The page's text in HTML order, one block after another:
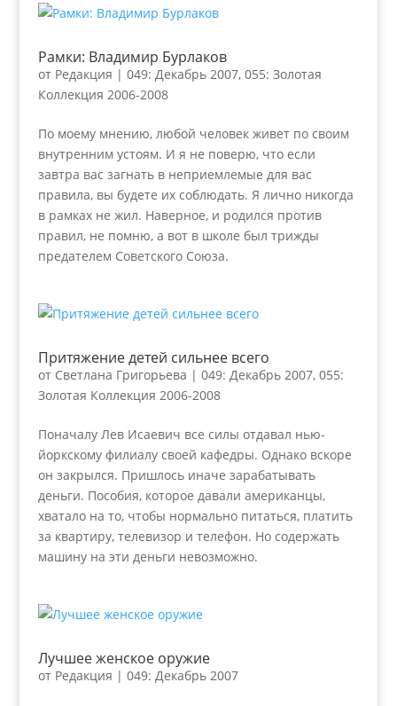
Рамки: Владимир Бурлаков
от Редакция | 049: Декабрь 2007, 055: Золотая
Коллекция 2006-2008
По моему мнению, любой человек живет по своим
внутренним устоям. И я не поверю, что если
завтра вас загнать в неприемлемые для вас
правила, вы будете их соблюдать. Я лично никогда
в рамках не жил. Наверное, и родился против
правил, не помню, а вот в школе был трижды
предателем Советского Союза.
Притяжение детей сильнее всего
от Светлана Григорьева | 049: Декабрь 2007, 055:
Золотая Коллекция 2006-2008
Поначалу Лев Исаевич все силы отдавал нью-
йоркскому филиалу своей кафедры. Однако вскоре
он закрылся. Пришлось иначе зарабатывать
деньги. Пособия, которое давали американцы,
хватало на то, чтобы нормально питаться, платить
за квартиру, телевизор и телефон. Но содержать
машину на эти деньги невозможно.
Лучшее женское оружие
от Редакция | 049: Декабрь 2007